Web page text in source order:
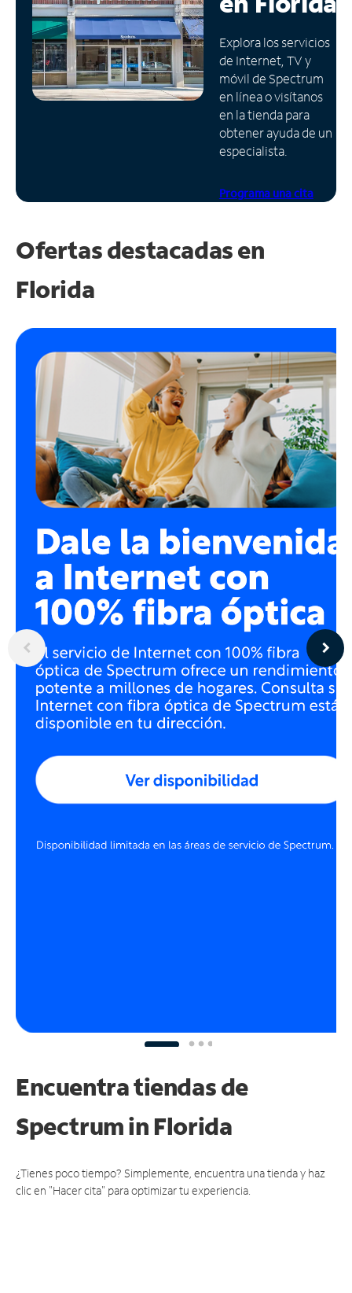
Administrar
cuenta
Encuentra
una
tienda
Explora los servicios
de Internet, TV y
móvil de Spectrum
en línea o visítanos
en la tienda para
obtener ayuda de un
especialista.
Programa una cita
Ofertas destacadas en
Florida
Encuentra tiendas de
Spectrumin Florida
¿Tienes poco tiempo? Simplemente, encuentra una tienda y haz
clic en "Hacer cita" para optimizar tu experiencia.